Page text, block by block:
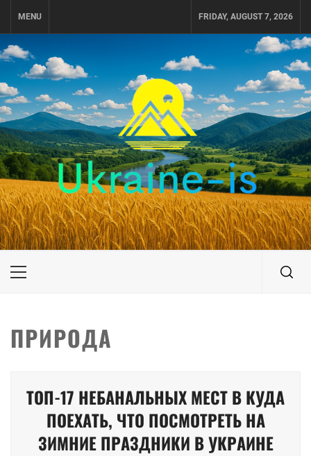
MENU FRIDAY, AUGUST 7, 2026
UKRAINE-IS
ПУТЕШЕСТВИЕ ПО УКРАИНЕ
Primary
ПРИРОДА
ТОП-17 НЕБАНАЛЬНЫХ МЕСТ В КУДА
ПОЕХАТЬ, ЧТО ПОСМОТРЕТЬ НА
ЗИМНИЕ ПРАЗДНИКИ В УКРАИНЕ
записей